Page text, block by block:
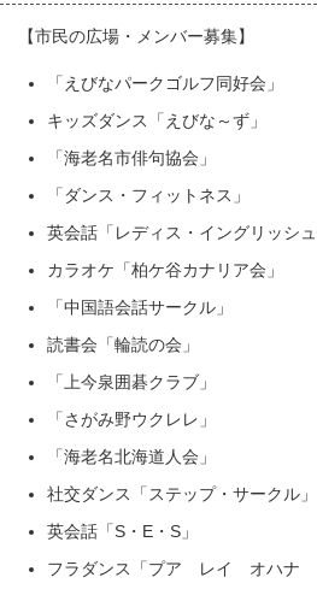
【市民の広場・メンバー募集】
「えびなパークゴルフ同好会」
キッズダンス「えびな～ず」
「海老名市俳句協会」
「ダンス・フィットネス」
英会話「レディス・イングリッシュ
カラオケ「柏ケ谷カナリア会」
「中国語会話サークル」
読書会「輪読の会」
「上今泉囲碁クラブ」
「さがみ野ウクレレ」
「海老名北海道人会」
社交ダンス「ステップ・サークル」
英会話「S・E・S」
フラダンス「プア レイ オハナ